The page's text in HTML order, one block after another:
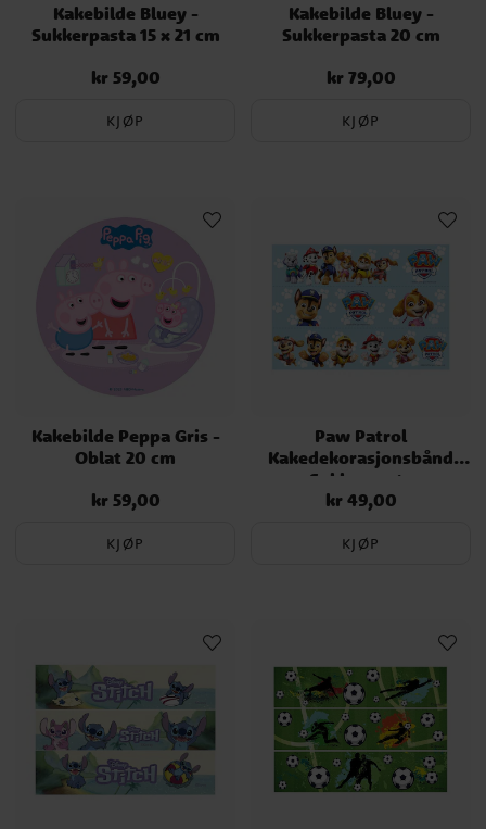
Kakebilde Bluey -
Sukkerpasta 15 x 21 cm
Pris:kr 59,00
kr 59,00
KJØP
Kakebilde Bluey -
Sukkerpasta 20 cm
Pris:kr 79,00
kr 79,00
KJØP
Kakebilde Peppa Gris -
Oblat 20 cm
Pris:kr 59,00
kr 59,00
KJØP
Paw Patrol
Kakedekorasjonsbånd
Sukkerpasta
Pris:kr 49,00
kr 49,00
KJØP